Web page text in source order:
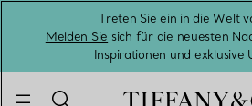
Treten Sie ein in die Welt
Melden Sie sich für die neuesten
Inspirationen und exklusive